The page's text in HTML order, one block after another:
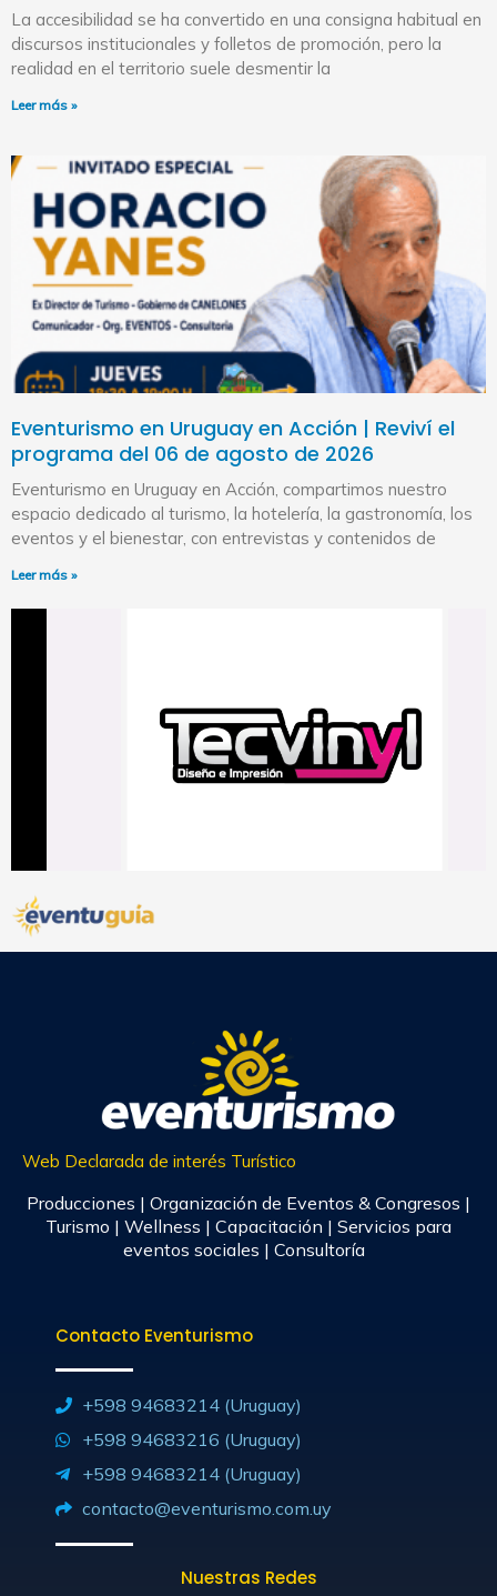
La accesibilidad se ha convertido en una consigna habitual en
discursos institucionales y folletos de promoción, pero la
realidad en el territorio suele desmentir la
Leer más »
Eventurismo en Uruguay en Acción | Reviví el
programa del 06 de agosto de 2026
Eventurismo en Uruguay en Acción, compartimos nuestro
espacio dedicado al turismo, la hotelería, la gastronomía, los
eventos y el bienestar, con entrevistas y contenidos de
Leer más »
Web Declarada de interés Turístico
Producciones | Organización de Eventos & Congresos |
Turismo | Wellness | Capacitación | Servicios para
eventos sociales | Consultoría
Contacto Eventurismo
+598 94683214 (Uruguay)
+598 94683216 (Uruguay)
+598 94683214 (Uruguay)
contacto@eventurismo.com.uy
Nuestras Redes